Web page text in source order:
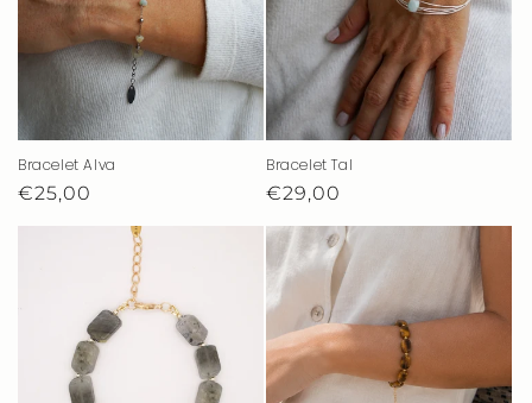
Bracelet Alva
Prix
habituel
€25,00
Bracelet Tal
Prix
habituel
€29,00